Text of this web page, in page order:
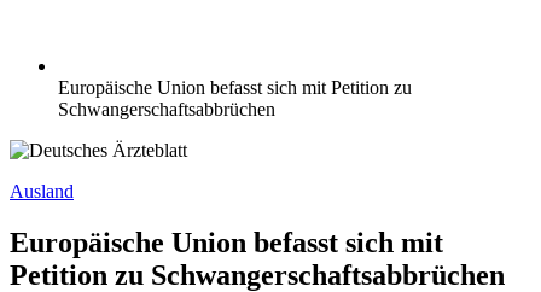
Europäische Union befasst sich mit Petition zu
Schwangerschaftsabbrüchen
Ausland
Europäische Union befasst sich mit
Petition zu Schwangerschaftsabbrüchen